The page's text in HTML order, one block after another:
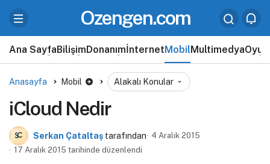
Ozengen.com
Ana SayfaBilişimDonanımİnternetMobilMultimedyaOyun
Anasayfa Mobil Alakalı Konular
iCloud Nedir
Serkan Çataltaş tarafından
4 Aralık 2015
17 Aralık 2015 tarihinde düzenlendi